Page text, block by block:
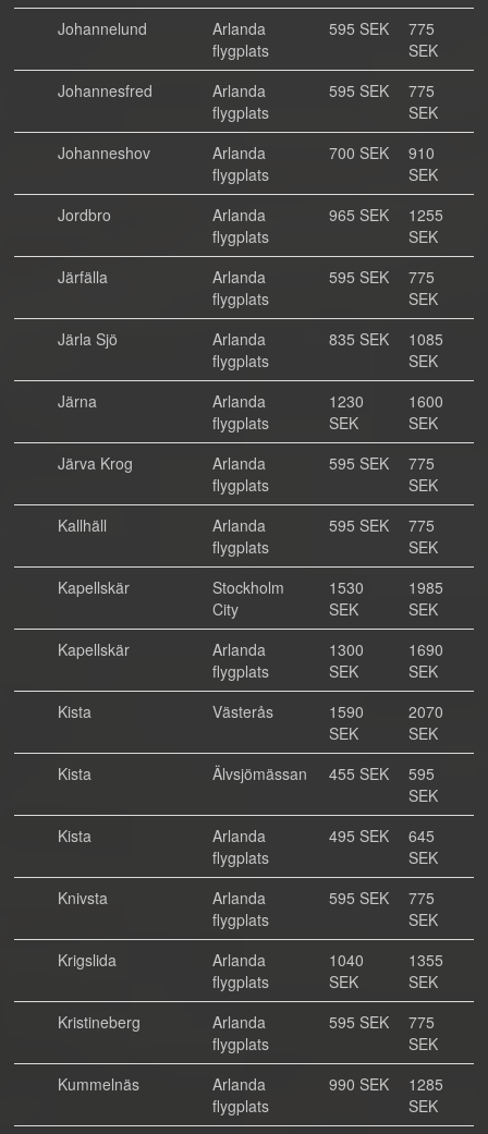
Johannelund
Arlanda
flygplats
595 SEK
775
SEK
Johannesfred
Arlanda
flygplats
595 SEK
775
SEK
Johanneshov
Arlanda
flygplats
700 SEK
910
SEK
Jordbro
Arlanda
flygplats
965 SEK
1255
SEK
Järfälla
Arlanda
flygplats
595 SEK
775
SEK
Järla Sjö
Arlanda
flygplats
835 SEK
1085
SEK
Järna
Arlanda
flygplats
1230
SEK
1600
SEK
Järva Krog
Arlanda
flygplats
595 SEK
775
SEK
Kallhäll
Arlanda
flygplats
595 SEK
775
SEK
Kapellskär
Stockholm
City
1530
SEK
1985
SEK
Kapellskär
Arlanda
flygplats
1300
SEK
1690
SEK
Kista
Västerås
1590
SEK
2070
SEK
Kista
Älvsjömässan 455 SEK
595
SEK
Kista
Arlanda
flygplats
495 SEK
645
SEK
Knivsta
Arlanda
flygplats
595 SEK
775
SEK
Krigslida
Arlanda
flygplats
1040
SEK
1355
SEK
Kristineberg
Arlanda
flygplats
595 SEK
775
SEK
Kummelnäs
Arlanda
flygplats
990 SEK
1285
SEK